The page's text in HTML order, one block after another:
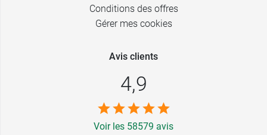
Conditions des offres
Gérer mes cookies
Avis clients
4,9
Voir les 58579 avis